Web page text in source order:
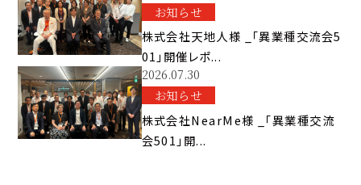
お知らせ
株式会社天地人様 _「異業種交流会5
01」開催レポ...
2026.07.30
お知らせ
株式会社NearMe様 _「異業種交流
会501」開...